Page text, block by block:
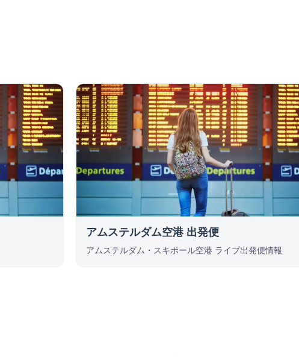
アムステルダム空港 出発便
アムステルダム・スキポール空港 ライブ出発便情報